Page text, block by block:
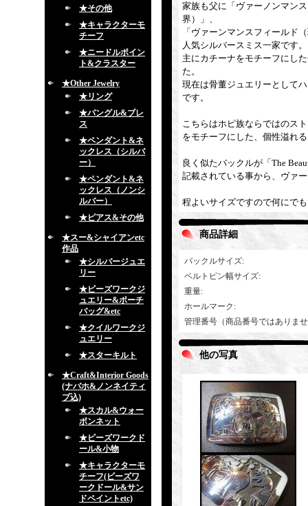
★その他
★キャラクターモ
チーフ
★ニードルポイン
ト&クラスター
★Other Jewelry
★リング
★バングル&ブレ
ス
★ペンダント&ネ
ックレス（シルバ
ー）
★ペンダント&ネ
ックレス（ノンシ
ルバー）
★ピアス&その他
★スー&シャイアンetc
作品
★シルバージュエ
リー
★ビーズワークジ
ュエリー&ポーチ
バッグ&etc
★クイルワークジ
ュエリー
★スターキルト
★Craft&Interior Goods
(ナバホ&ノンネイティ
ブ込)
★スカル&ウォー
ボンネット
★ビーズワークド
ール&小物
★キャラクターモ
チーフ(ビーズワ
ークドール&サン
ドペイントetc)
家族も父に「ヴァーノンマン
界）」、
「ヴァーンマンスフィールド
人気シルバースミス一家です。
主にカチーナをモチーフにし
た。
現在は骨董ジュエリーとして
です。
こちらはホピ族ならではのス
をモチーフにした、個性溢れ
良く似たバックルが「The
記載されている事から、ヴァ
程よいサイズですので何にで
商品詳細
バックルサイズ:
ベルトピン幅サイズ:
重量:
ホールマーク :
管理番号（商品番号ではありま
他の写真